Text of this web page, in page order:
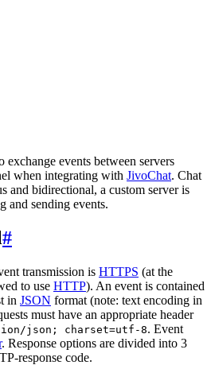
events between servers
when integrating with JivoChat. Chat
and bidirectional, a custom server is
and sending events.
#
transmission is HTTPS (at the
to use HTTP). An event is contained
in JSON format (note: text encoding in
must have an appropriate header
json; charset=utf-8. Event
. Response options are divided into 3
response code.